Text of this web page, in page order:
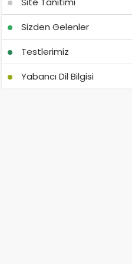
Sizden Gelenler
Testlerimiz
Yabancı Dil Bilgisi